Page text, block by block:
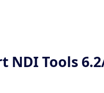
NDI Tools